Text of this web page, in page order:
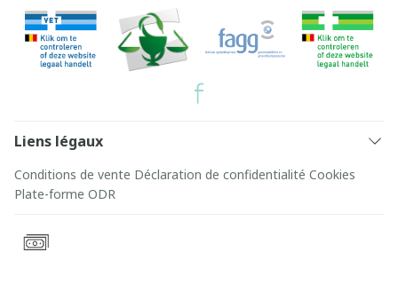
Liens légaux
Conditions de vente Déclaration de confidentialité Cookies
Plate-forme ODR